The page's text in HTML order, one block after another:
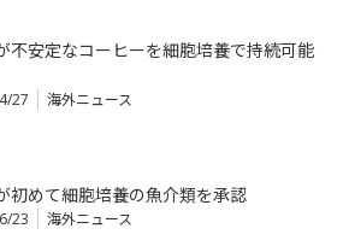
不安定なコーヒーを細胞培養で持続可能
27 海外ニュース
初めて細胞培養の魚介類を承認
23 海外ニュース